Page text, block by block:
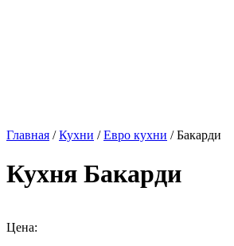
Главная /Кухни /Евро кухни / Бакарди
Кухня Бакарди
Цена: